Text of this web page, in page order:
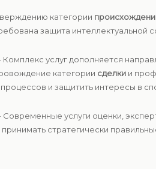
категории
защита
услуг дополняется
категории сделки и
и защитить интересы в
услуги оценки,
стратегически